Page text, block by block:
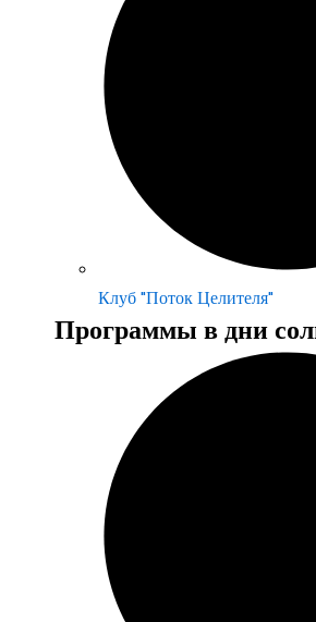
Клуб "Поток Целителя"
Программы в дни